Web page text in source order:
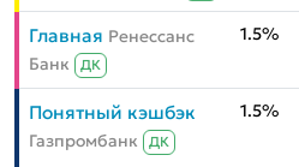
Главная Ренессанс
Банк
ДК
1.5%
Понятный кэшбэк
Газпромбанк ДК
1.5%